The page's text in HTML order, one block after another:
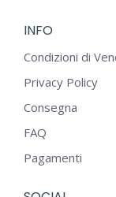
INFO
Condizioni di
Privacy Policy
Consegna
FAQ
Pagamenti